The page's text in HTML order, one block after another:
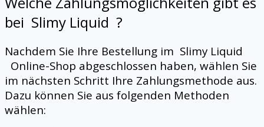
bei Slimy Liquid ?
Nachdem Sie Ihre Bestellung im Slimy Liquid
Online-Shop abgeschlossen haben, wählen Sie
im nächsten Schritt Ihre Zahlungsmethode aus.
Dazu können Sie aus folgenden Methoden
wählen: